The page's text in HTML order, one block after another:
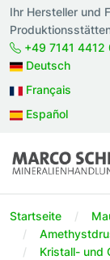
Ihr Hersteller und
+49 7141 4412
Deutsch
Français
Español
Startseite
Kristall- und